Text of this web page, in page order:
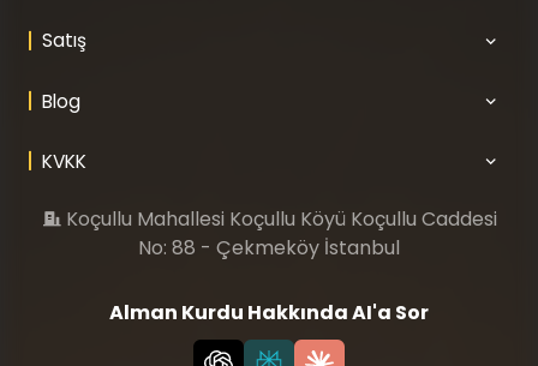
Satış
Blog
KVKK
Koçullu Mahallesi Koçullu Köyü Koçullu Caddesi
No: 88 - Çekmeköy İstanbul
Alman Kurdu Hakkında AI'a Sor